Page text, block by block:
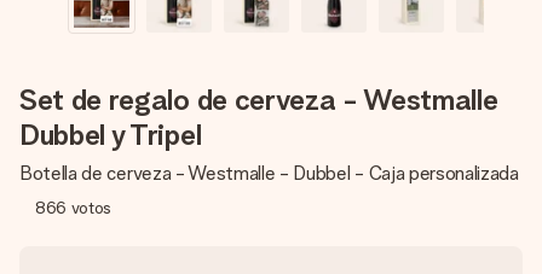
Set de regalo de cerveza - Westmalle
Dubbel y Tripel
Botella de cerveza - Westmalle - Dubbel - Caja personalizada
866 votos